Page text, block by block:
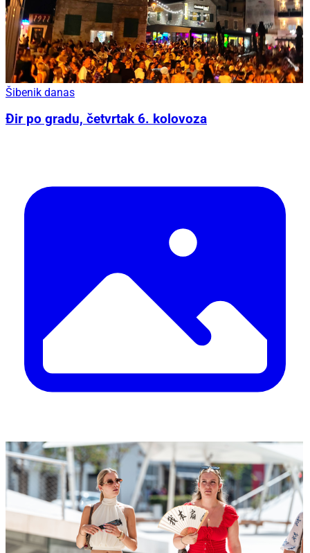
Šibenik danas
Đir po gradu, četvrtak 6. kolovoza